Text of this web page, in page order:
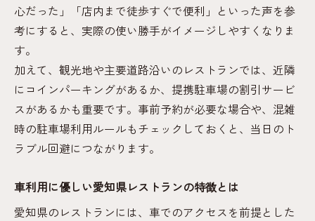
心だった」「店内まで徒歩すぐで便利」といった声を参
考にすると、実際の使い勝手がイメージしやすくなりま
す。
加えて、観光地や主要道路沿いのレストランでは、近隣
にコインパーキングがあるか、提携駐車場の割引サービ
スがあるかも重要です。事前予約が必要な場合や、混雑
時の駐車場利用ルールもチェックしておくと、当日のト
ラブル回避につながります。
車利用に優しい愛知県レストランの特徴とは
愛知県のレストランには、車でのアクセスを前提とした